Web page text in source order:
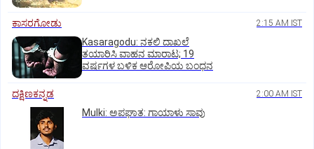
ಕಾಸರಗೋಡು 2:15 AM IST
Kasaragodu: ನಕಲಿ ದಾಖಲೆ
ತಯಾರಿಸಿ ವಾಹನ ಮಾರಾಟ; 19
ವರ್ಷಗಳ ಬಳಿಕ ಆರೋಪಿಯ ಬಂಧನ
ದಕ್ಷಿಣಕನ್ನಡ 2:00 AM IST
Mulki: ಅಪಘಾತ: ಗಾಯಾಳು ಸಾವು